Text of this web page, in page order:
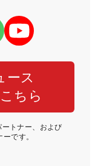
ース
ちら
トナー、および
です。